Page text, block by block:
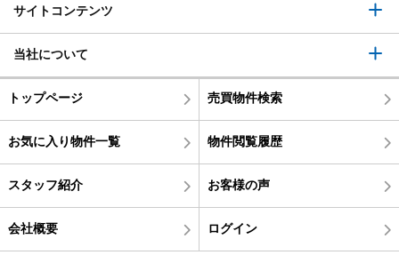
サイトコンテンツ
当社について
トップページ 売買物件検索
お気に入り物件一覧 物件閲覧履歴
スタッフ紹介 お客様の声
会社概要 ログイン